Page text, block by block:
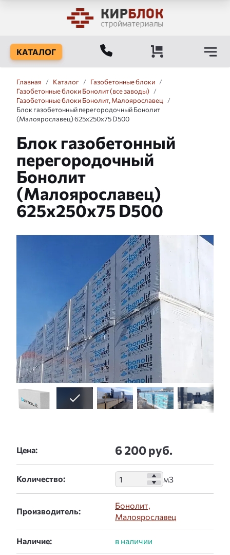
КАТАЛОГ
Главная / Каталог / Газобетонные блоки /
Газобетонные блоки Бонолит (все заводы) /
Газобетонные блоки Бонолит, Малоярославец
/
Блок газобетонный перегородочный Бонолит
(Малоярославец) 625x250x75 D500
Блок газобетонный
перегородочный
Бонолит
(Малоярославец)
625x250x75 D500
Цена: 6 200 руб.
Количество:
Производитель:
Бонолит,
Малоярославец
Наличие: